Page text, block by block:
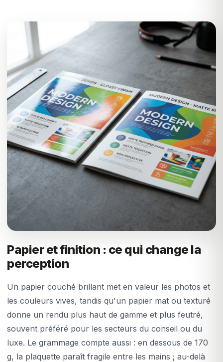
Papier et finition : ce qui change la
perception
Un papier couché brillant met en valeur les photos et
les couleurs vives, tandis qu'un papier mat ou texturé
donne un rendu plus haut de gamme et plus feutré,
souvent préféré pour les secteurs du conseil ou du
luxe. Le grammage compte aussi : en dessous de 170
g, la plaquette paraît fragile entre les mains ; au-delà